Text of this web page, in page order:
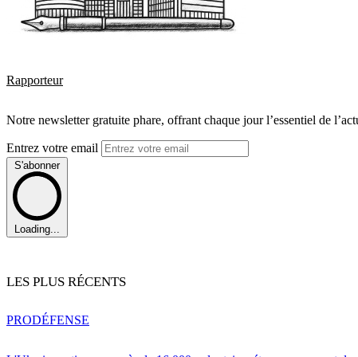
Rapporteur
Notre newsletter gratuite phare, offrant chaque jour l’essentiel de
Entrez votre email
S'abonner
Loading...
LES PLUS RÉCENTS
PRODÉFENSE